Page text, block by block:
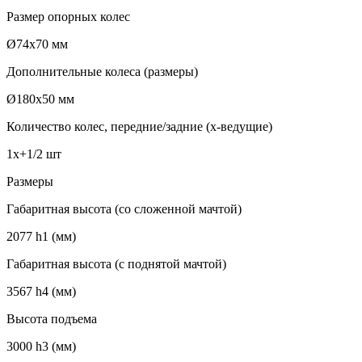
Размер опорных колес
Ø74х70 мм
Дополнительные колеса (размеры)
Ø180х50 мм
Количество колес, передние/задние (х-ведущие)
1х+1/2 шт
Размеры
Габаритная высота (со сложенной мачтой)
2077 h1 (мм)
Габаритная высота (с поднятой мачтой)
3567 h4 (мм)
Высота подъема
3000 h3 (мм)